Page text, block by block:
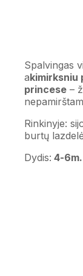
Spalvingas
akimirksniu
princese–
Rinkinyje:
burtų
Dydis: 4-6m.